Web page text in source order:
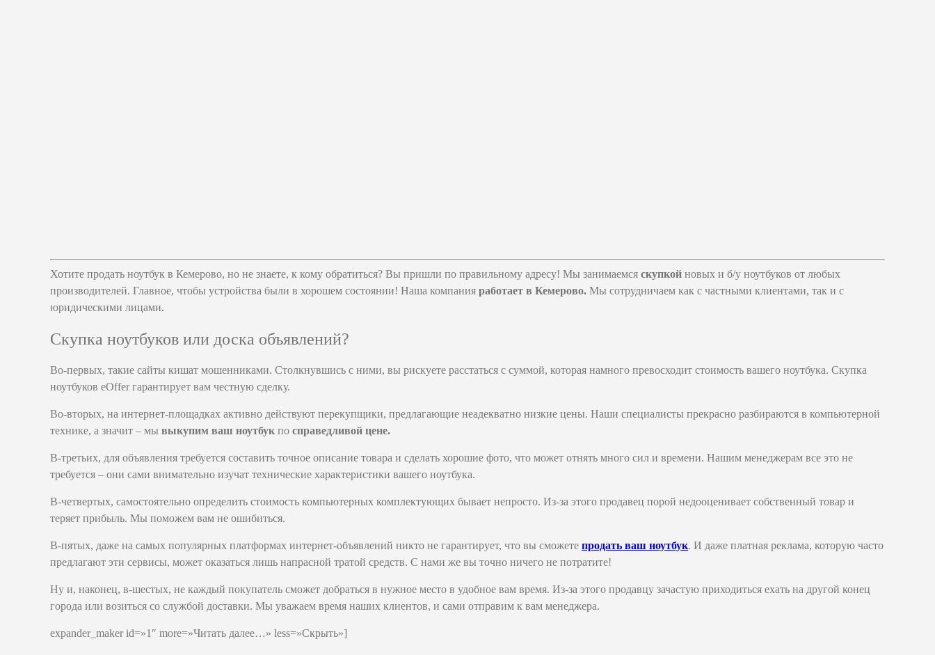
Хотите продать ноутбук в Кемерово, но не знаете, к кому обратиться? Вы пришли по правильному адресу! Мы занимаемся скупкой новых и б/у ноутбуков от любых
производителей. Главное, чтобы устройства были в хорошем состоянии! Наша компания работает в Кемерово. Мы сотрудничаем как с частными клиентами, так и с
юридическими лицами.
Скупка ноутбуков или доска объявлений?
Во-первых, такие сайты кишат мошенниками. Столкнувшись с ними, вы рискуете расстаться с суммой, которая намного превосходит стоимость вашего ноутбука. Скупка
ноутбуков eOffer гарантирует вам честную сделку.
Во-вторых, на интернет-площадках активно действуют перекупщики, предлагающие неадекватно низкие цены. Наши специалисты прекрасно разбираются в компьютерной
технике, а значит – мы выкупим ваш ноутбук по справедливой цене.
В-третьих, для объявления требуется составить точное описание товара и сделать хорошие фото, что может отнять много сил и времени. Нашим менеджерам все это не
требуется – они сами внимательно изучат технические характеристики вашего ноутбука.
В-четвертых, самостоятельно определить стоимость компьютерных комплектующих бывает непросто. Из-за этого продавец порой недооценивает собственный товар и
теряет прибыль. Мы поможем вам не ошибиться.
В-пятых, даже на самых популярных платформах интернет-объявлений никто не гарантирует, что вы сможете продать ваш ноутбук. И даже платная реклама, которую часто
предлагают эти сервисы, может оказаться лишь напрасной тратой средств. С нами же вы точно ничего не потратите!
Ну и, наконец, в-шестых, не каждый покупатель сможет добраться в нужное место в удобное вам время. Из-за этого продавцу зачастую приходиться ехать на другой конец
города или возиться со службой доставки. Мы уважаем время наших клиентов, и сами отправим к вам менеджера.
expander_maker id=»1″ more=»Читать далее…» less=»Скрыть»]